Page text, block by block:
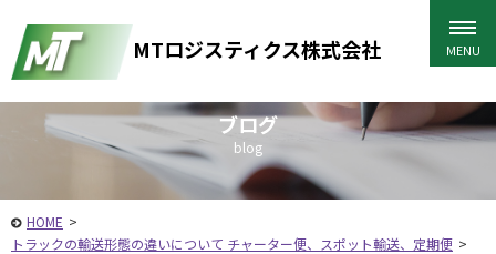
MTロジスティクス株式会社
ブログ
blog
HOME >
トラックの輸送形態の違いについて チャーター便、スポット輸送、定期便 >